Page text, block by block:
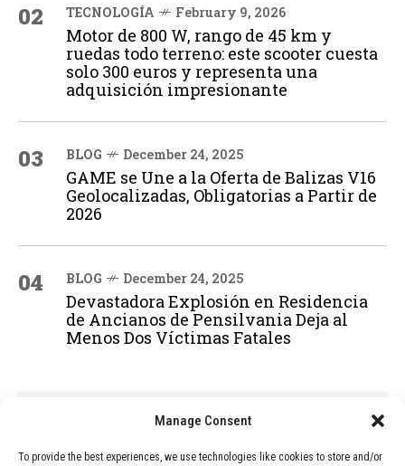
Manage Consent
To provide the best experiences, we use technologies like cookies to store and/or
02 TECNOLOGÍA February 9, 2026
Motor de 800 W, rango de 45 km y
ruedas todo terreno: este scooter cuesta
solo 300 euros y representa una
adquisición impresionante
03 BLOG December 24, 2025
GAME se Une a la Oferta de Balizas V16
Geolocalizadas, Obligatorias a Partir de
2026
04 BLOG December 24, 2025
Devastadora Explosión en Residencia
de Ancianos de Pensilvania Deja al
Menos Dos Víctimas Fatales